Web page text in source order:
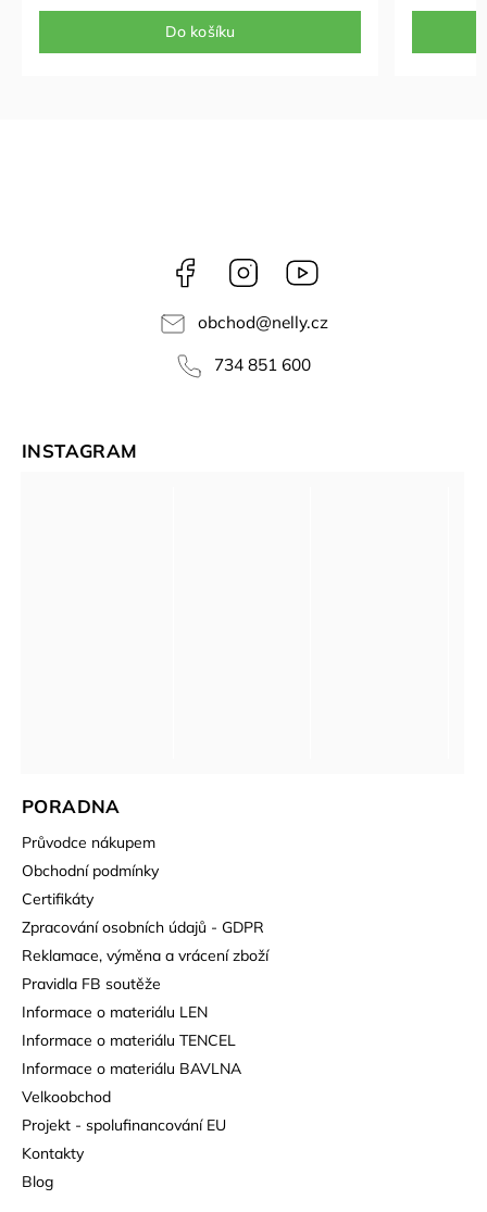
Do košíku
obdarování, můžete si připsat do poznámky text,
který vložíme do obálky a přiložíme do dárkově
baleného balíčku. Již rozbalování bude zážitkem!
Facebook Instagram
obchod@nelly.cz
734 851 600
PORADNA
Průvodce nákupem
Obchodní podmínky
Certifikáty
Zpracování osobních údajů - GDPR
Reklamace, výměna a vrácení zboží
Pravidla FB soutěže
Informace o materiálu LEN
Informace o materiálu TENCEL
Informace o materiálu BAVLNA
Velkoobchod
Projekt - spolufinancování EU
Kontakty
Blog
INSTAGRAM